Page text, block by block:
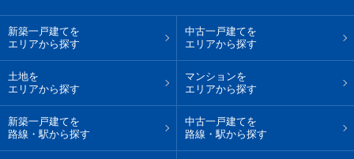
新築一戸建てを
エリアから探す
中古一戸建てを
エリアから探す
土地を
エリアから探す
マンションを
エリアから探す
新築一戸建てを
路線・駅から探す
中古一戸建てを
路線・駅から探す